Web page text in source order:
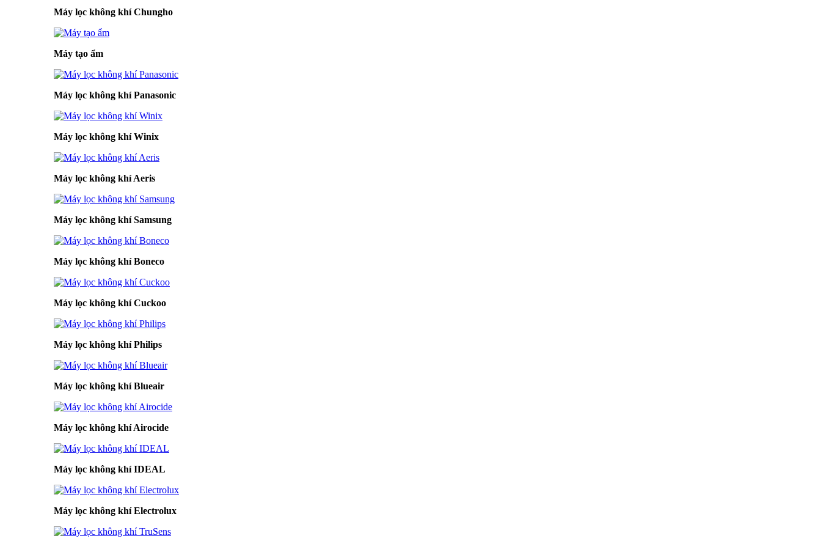
Máy lọc không khí Chungho
Máy tạo ẩm
Máy lọc không khí Panasonic
Máy lọc không khí Winix
Máy lọc không khí Aeris
Máy lọc không khí Samsung
Máy lọc không khí Boneco
Máy lọc không khí Cuckoo
Máy lọc không khí Philips
Máy lọc không khí Blueair
Máy lọc không khí Airocide
Máy lọc không khí IDEAL
Máy lọc không khí Electrolux